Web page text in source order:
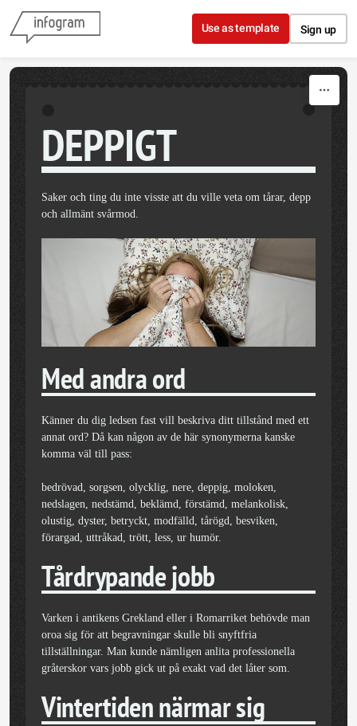
Skip to content
Use as template Sign up
DEPPIGT
Saker och ting du inte visste att du ville veta om tårar, depp
och allmänt svårmod.
Med andra ord
Känner du dig ledsen fast vill beskriva ditt tillstånd med ett
annat ord? Då kan någon av de här synonymerna kanske
komma väl till pass:
bedrövad, sorgsen, olycklig, nere, deppig, moloken,
nedslagen, nedstämd, beklämd, förstämd, melankolisk,
olustig, dyster, betryckt, modfälld, tårögd, besviken,
förargad, uttråkad, trött, less, ur humör.
Tårdrypande jobb
Varken i antikens Grekland eller i Romarriket behövde man
oroa sig för att begravningar skulle bli snyftfria
tillställningar. Man kunde nämligen anlita professionella
gråterskor vars jobb gick ut på exakt vad det låter som.
Vintertiden närmar sig